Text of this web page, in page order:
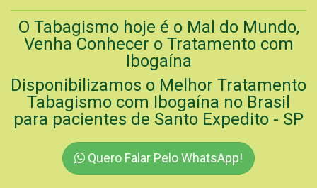
O Tabagismo hoje é o Mal do Mundo,
Venha Conhecer o Tratamento com
Ibogaína
Disponibilizamos o Melhor Tratamento
Tabagismo com Ibogaína no Brasil
para pacientes de Santo Expedito - SP
Quero Falar Pelo WhatsApp!